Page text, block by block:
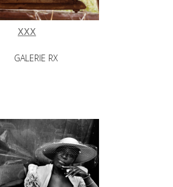
XXX
GALERIE RX